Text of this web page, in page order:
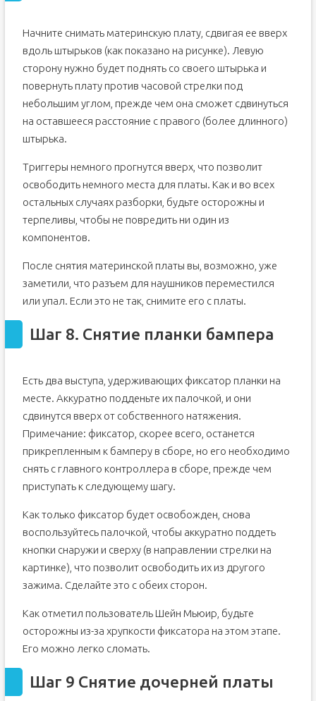
Начните снимать материнскую плату, сдвигая ее вверх
вдоль штырьков (как показано на рисунке). Левую
сторону нужно будет поднять со своего штырька и
повернуть плату против часовой стрелки под
небольшим углом, прежде чем она сможет сдвинуться
на оставшееся расстояние с правого (более длинного)
штырька.
Триггеры немного прогнутся вверх, что позволит
освободить немного места для платы. Как и во всех
остальных случаях разборки, будьте осторожны и
терпеливы, чтобы не повредить ни один из
компонентов.
После снятия материнской платы вы, возможно, уже
заметили, что разъем для наушников переместился
или упал. Если это не так, снимите его с платы.
Шаг 8. Снятие планки бампера
Есть два выступа, удерживающих фиксатор планки на
месте. Аккуратно подденьте их палочкой, и они
сдвинутся вверх от собственного натяжения.
Примечание: фиксатор, скорее всего, останется
прикрепленным к бамперу в сборе, но его необходимо
снять с главного контроллера в сборе, прежде чем
приступать к следующему шагу.
Как только фиксатор будет освобожден, снова
воспользуйтесь палочкой, чтобы аккуратно поддеть
кнопки снаружи и сверху (в направлении стрелки на
картинке), что позволит освободить их из другого
зажима. Сделайте это с обеих сторон.
Как отметил пользователь Шейн Мьюир, будьте
осторожны из-за хрупкости фиксатора на этом этапе.
Его можно легко сломать.
Шаг 9 Снятие дочерней платы